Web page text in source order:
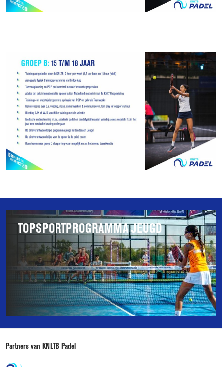
Gerelateerd
aan
pagina
TOPSPORTPROGRAMMA JEUGD
Partners van KNLTB Padel